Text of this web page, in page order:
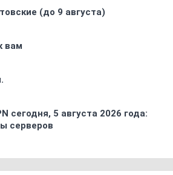
(до 9 августа)
вам
сегодня, 5 августа 2026 года:
серверов